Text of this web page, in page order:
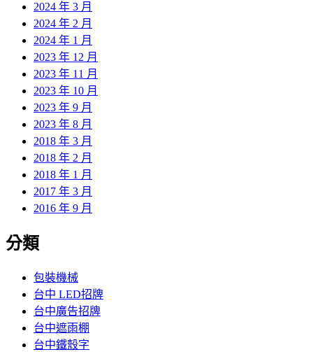
2024 年 3 月
2024 年 2 月
2024 年 1 月
2023 年 12 月
2023 年 11 月
2023 年 10 月
2023 年 9 月
2023 年 8 月
2018 年 3 月
2018 年 2 月
2018 年 1 月
2017 年 3 月
2016 年 9 月
分類
包裝機械
台中 LED招牌
台中廣告招牌
台中遮雨棚
台中鐵殼字